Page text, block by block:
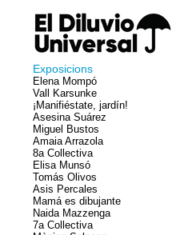
Exposicions
Elena Mompó
Vall Karsunke
¡Manifiéstate, jardín!
Asesina Suárez
Miguel Bustos
Amaia Arrazola
8a Collectiva
Elisa Munsó
Tomás Olivos
Asis Percales
Mamá es dibujante
Naida Mazzenga
7a Collectiva